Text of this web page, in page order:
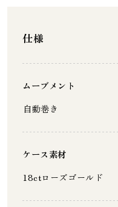
仕様
ムーブメント
自動巻き
ケース素材
18ctローズゴールド